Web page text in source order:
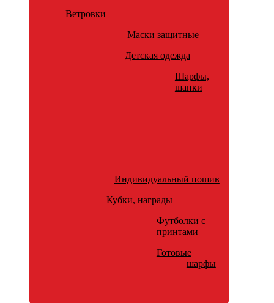
Ветровки
Маски защитные
Детская одежда
Шарфы,
шапки
Индивидуальный пошив
Кубки, награды
Футболки с
принтами
Готовые
шарфы